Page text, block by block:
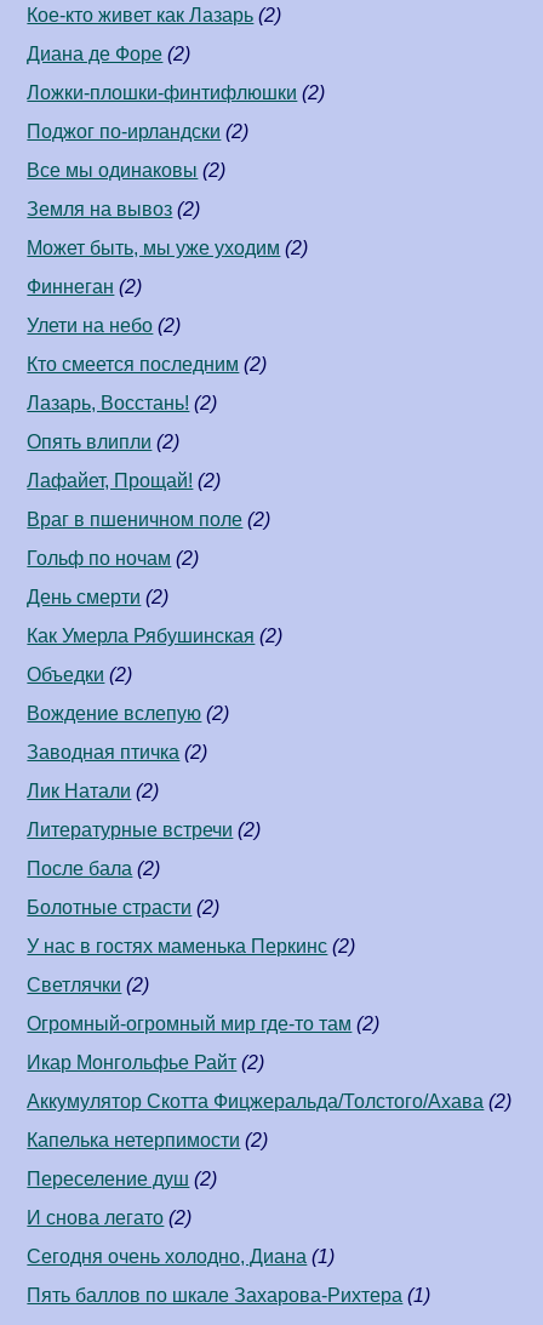
Кое-кто живет как Лазарь (2)
Диана де Форе (2)
Ложки-плошки-финтифлюшки (2)
Поджог по-ирландски (2)
Все мы одинаковы (2)
Земля на вывоз (2)
Может быть, мы уже уходим (2)
Финнеган (2)
Улети на небо (2)
Кто смеется последним (2)
Лазарь, Восстань! (2)
Опять влипли (2)
Лафайет, Прощай! (2)
Враг в пшеничном поле (2)
Гольф по ночам (2)
День смерти (2)
Как Умерла Рябушинская (2)
Объедки (2)
Вождение вслепую (2)
Заводная птичка (2)
Лик Натали (2)
Литературные встречи (2)
После бала (2)
Болотные страсти (2)
У нас в гостях маменька Перкинс (2)
Светлячки (2)
Огромный-огромный мир где-то там (2)
Икар Монгольфье Райт (2)
Аккумулятор Скотта Фицжеральда/Толстого/Ахава (2)
Капелька нетерпимости (2)
Переселение душ (2)
И снова легато (2)
Сегодня очень холодно, Диана (1)
Пять баллов по шкале Захарова-Рихтера (1)